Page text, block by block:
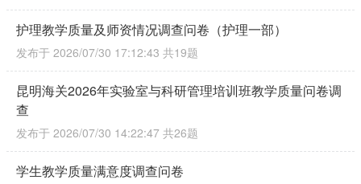
护理教学质量及师资情况调查问卷（护理一部）
发布于 2026/07/30 17:12:43 共19题
昆明海关2026年实验室与科研管理培训班教学质量问卷调
查
发布于 2026/07/30 14:22:47 共26题
学生教学质量满意度调查问卷